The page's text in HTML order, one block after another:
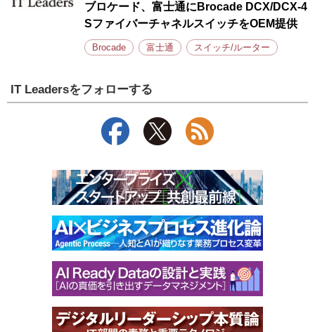
ブロケード、富士通にBrocade DCX/DCX-4
SファイバーチャネルスイッチをOEM提供
Brocade 富士通 スイッチ/ルーター
IT Leadersをフォローする